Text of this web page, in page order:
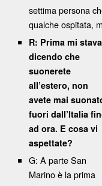
settima persona
qualche ospitata,
R: Prima mi
dicendo che
suonerete
all’estero, non
avete mai
fuori dall’Italia
ad ora. E cosa vi
aspettate?
G: A parte San
Marino è la prima